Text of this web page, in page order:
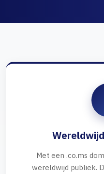
Met een .co.ms
wereldwijd publiek.